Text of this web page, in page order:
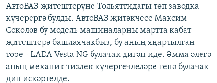
АвтоВАЗ җитештерүне Тольяттидагы төп заводка
күчерергә булды. АвтоВАЗ җитәкчесе Максим
Соколов бу модель машиналарны мартта кабат
җитештерә башлаячакбыз, бу аның яңартылган
төре - LADA Vesta NG булачак дигән иде. Әмма әлегә
аның механик тизлек күчергечлеләре генә булачак
дип искәртелде.